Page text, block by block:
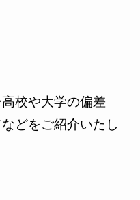
校や大学の偏差
どをご紹介いたし